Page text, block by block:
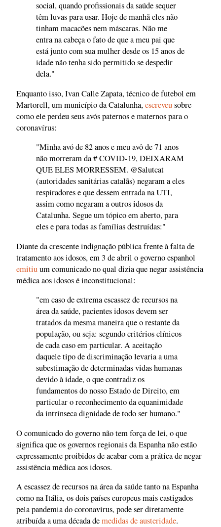
social, quando profissionais da saúde sequer
têm luvas para usar. Hoje de manhã eles não
tinham macacões nem máscaras. Não me
entra na cabeça o fato de que a meu pai que
está junto com sua mulher desde os 15 anos de
idade não tenha sido permitido se despedir
dela."
Enquanto isso, Ivan Calle Zapata, técnico de futebol em
Martorell, um município da Catalunha,escreveusobre
como ele perdeu seus avós paternos e maternos para o
coronavírus:
"Minha avó de 82 anos e meu avô de 71 anos
não morreram da # COVID-19, DEIXARAM
QUE ELES MORRESSEM. @Salutcat
(autoridades sanitárias catalãs) negaram a eles
respiradores e que dessem entrada na UTI,
assim como negaram a outros idosos da
Catalunha. Segue um tópico em aberto, para
eles e para todas as famílias destruídas:"
Diante da crescente indignação pública frente à falta de
tratamento aos idosos, em 3 de abril o governo espanhol
emitiuum comunicado no qual dizia que negar assistência
médica aos idosos é inconstitucional:
"em caso de extrema escassez de recursos na
área da saúde, pacientes idosos devem ser
tratados da mesma maneira que o restante da
população, ou seja: segundo critérios clínicos
de cada caso em particular. A aceitação
daquele tipo de discriminação levaria a uma
subestimação de determinadas vidas humanas
devido à idade, o que contradiz os
fundamentos do nosso Estado de Direito, em
particular o reconhecimento da equanimidade
da intrínseca dignidade de todo ser humano."
O comunicado do governo não tem força de lei, o que
significa que os governos regionais da Espanha não estão
expressamente proibidos de acabar com a prática de negar
assistência médica aos idosos.
A escassez de recursos na área da saúde tanto na Espanha
como na Itália, os dois países europeus mais castigados
pela pandemia do coronavírus, pode ser diretamente
atribuída a uma década demedidas de austeridade.